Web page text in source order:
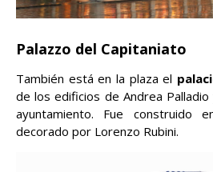
Palazzo del Capitaniato
También está en la plaza el
de los edificios de Andrea
ayuntamiento. Fue
decorado por Lorenzo Rubini.